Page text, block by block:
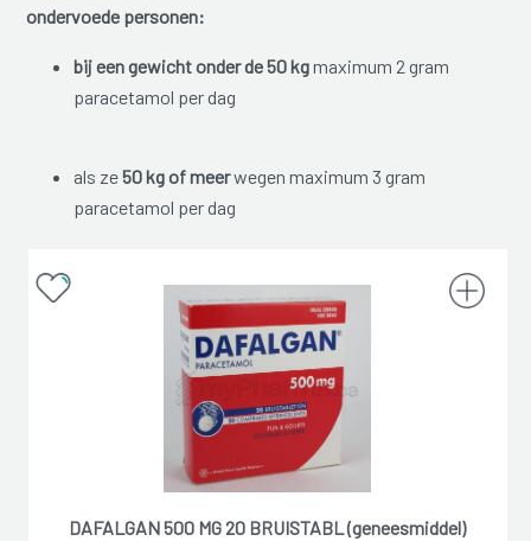
ondervoede personen:
bij een gewicht onder de 50 kgmaximum 2 gram
paracetamol per dag
als ze50 kg of meerwegen maximum 3 gram
paracetamol per dag
DAFALGAN 500 MG 20 BRUISTABL (geneesmiddel)